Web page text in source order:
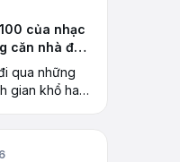
của nhạc
căn nhà đặc
qua những
gian khổ hay